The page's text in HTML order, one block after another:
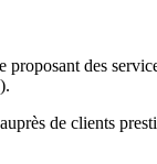
des
de clients